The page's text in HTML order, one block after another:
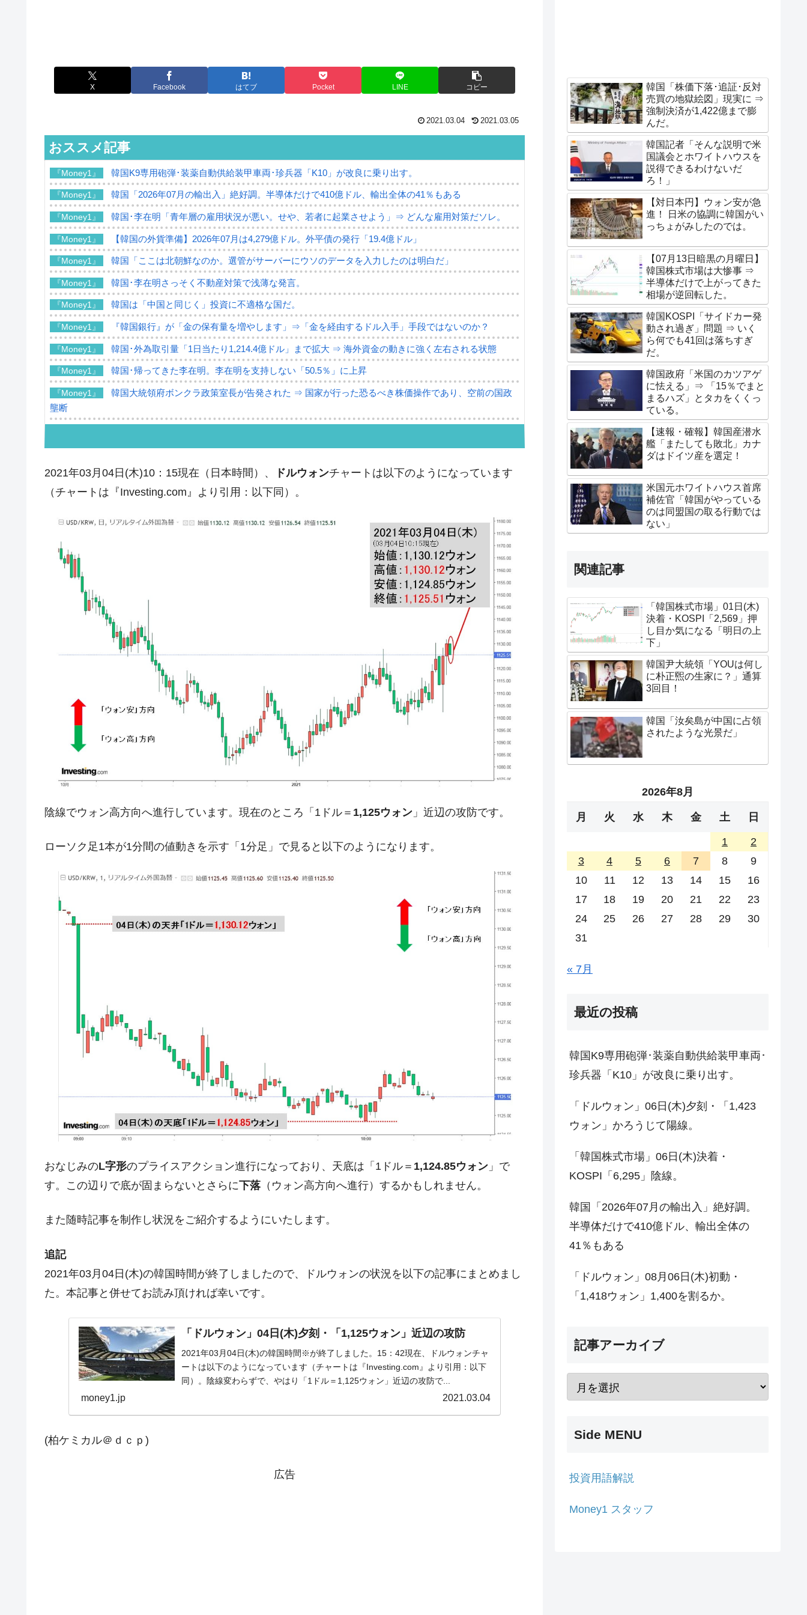
X Facebook はてブ Pocket LINE コピー
2021.03.04 2021.03.05
おススメ記事
『Money1』 韓国K9専用砲弾･装薬自動供給装甲車両･珍兵器「K10」が改良に乗り出す。
『Money1』 韓国「2026年07月の輸出入」絶好調。半導体だけで410億ドル、輸出全体の41％もある
『Money1』 韓国･李在明「青年層の雇用状況が悪い。せや、若者に起業させよう」⇒ どんな雇用対策だソレ。
『Money1』 【韓国の外貨準備】2026年07月は4,279億ドル。外平債の発行「19.4億ドル」
『Money1』 韓国「ここは北朝鮮なのか。選管がサーバーにウソのデータを入力したのは明白だ」
『Money1』 韓国･李在明さっそく不動産対策で浅薄な発言。
『Money1』 韓国は「中国と同じく」投資に不適格な国だ。
『Money1』 『韓国銀行』が「金の保有量を増やします」⇒「金を経由するドル入手」手段ではないのか？
『Money1』 韓国･外為取引量「1日当たり1,214.4億ドル」まで拡大 ⇒ 海外資金の動きに強く左右される状態
『Money1』 韓国･帰ってきた李在明。李在明を支持しない「50.5％」に上昇
『Money1』
韓国大統領府ボンクラ政策室長が告発された ⇒ 国家が行った恐るべき株価操作であり、空前の国政
壟断
中国だけが鉄鋼輸出を異常増加させる ⇒ 中国の過剰生産が世界を蝕む。
『Money1』 韓国製造業「半導体絶好調」のウラで他業種は全般的「不調」⇒ PSIが示す現況は決して良くない。
『Money1』 【米韓激突案件】韓国消費者院が『クーパン』1人当たり賠償10万ウォンを認定 ⇒ 総額3兆7,000億
『Money1』 韓国で猛暑。南東部では干ばつ
『Money1』 韓国型イージス搭載の次世代駆逐艦「KDDX」1番艦、2032年竣工と公示
『Money1』 【対日本円】ウォン安が急進！ 日米の協調に韓国がいっちょがみしたのでは。
韓国政府『BYD』車への補助金を全廃 ⇒ 実は韓国で『BYD』車は売れている。6カ月で対前年同期比
在韓米国大使スティールが着韓！⇒ さっそく空港に詰めかけ「出て行け！」「極右勢力」のプラカー
ドを掲げる「在韓反米勢力」
『Money1』 韓国政府「2035年までに18.4GW規模のAIデータセンター整備」⇒ だから無理だってば。
JPモルガン「韓国レバレッジETFの清算はほぼ終わった」
『Money1』 韓国『国民年金公団』株価暴落で200兆蒸発。
『Money1』 韓国政府「ニセＫ-ブランドを通報しようキャンペーン」⇒ あの名物教授も登場！
『Money1』 韓国「橋が落ちました」⇒ 耐久性「なさすぎ」では。
『Money1』 韓国鉄鋼最大手『POSCO』ズブズブ沈む。営業利益80.2％も減少
『Money1』
米国下院「韓国の公務員個人をターゲットにぶん殴る法案」提出！⇒ クーパン問題は合衆国企業に対
する差別。許してはおかぬ
『Money1』 韓国半導体『SKハイニックス』2026年2Qの業績「史上最高益」当期純利益は前年同期比13.4倍に。
『Money1』
【速報】韓国株式市場の暴落・本日07月29日(水)もサイドカー・サーキットブレイカーの二段コンボ
発動！
IT産業は人を雇用する効果は低い。全産業の半分未満しか雇用を生まない
『Money1』 韓国株式市場･暗黒の火曜日。サーキットブレイカーも発動！ 半導体2銘柄の暴落
日本の誇る海洋資源調査船『白嶺』は先進技術の塊！
夏の甲子園、優勝校を最も多く輩出している都道府県とは？
今話題の「楽天ライオンズ」とは？
Fact1 全て勝つといくら？ 競馬GI競走で勝利騎手がもらえる賞金とは？
Fact1 発表から2日で大崩壊、鳴かず飛ばずに終わりそうなスーパーリーグとは？
Fact1 日本人マスターズ挑戦の歴史。松山以前に最高位だった選手とは？
Fact1 甲子園通算本塁打、最多の清原に次いで多く打っている意外な選手とは？
2021年03月04日(木)10：15現在（日本時間）、 ドルウォンチャートは以下のようになっています
（チャートは『Investing.com』より引用：以下同）。
陰線でウォン高方向へ進行しています。現在のところ「1ドル＝ 1,125ウォン 」近辺の攻防です。
ローソク足1本が1分間の値動きを示す「1分足」で見ると以下のようになります。
おなじみのL字形のプライスアクション進行になっており、天底は「1ドル＝ 1,124.85ウォン 」で
す。この辺りで底が固まらないとさらに下落（ウォン高方向へ進行）するかもしれません。
また随時記事を制作し状況をご紹介するようにいたします。
追記
2021年03月04日(木)の韓国時間が終了しましたので、ドルウォンの状況を以下の記事にまとめまし
た。本記事と併せてお読み頂ければ幸いです。
「ドルウォン」04日(木)夕刻・「1,125ウォン」近辺の攻防
2021年03月04日(木)の韓国時間※が終了しました。15：42現在、ドルウォンチャ
ートは以下のようになっています（チャートは『Investing.com』より引用：以下
同）。陰線変わらずで、やはり「1ドル＝1,125ウォン」近辺の攻防で...
money1.jp 2021.03.04
(柏ケミカル＠ｄｃｐ)
広告
韓国「株価下落･追証･反対
売買の地獄絵図」現実に ⇒
強制決済が1,422億まで膨
んだ。
韓国記者「そんな説明で米
国議会とホワイトハウスを
説得できるわけないだ
ろ！」
【対日本円】ウォン安が急
進！ 日米の協調に韓国がい
っちょがみしたのでは。
【07月13日暗黒の月曜日】
韓国株式市場は大惨事 ⇒
半導体だけで上がってきた
相場が逆回転した。
韓国KOSPI「サイドカー発
動され過ぎ」問題 ⇒ いく
ら何でも41回は落ちすぎ
だ。
韓国政府「米国のカツアゲ
に怯える」⇒ 「15％でまと
まるハズ」とタカをくくっ
ている。
【速報・確報】韓国産潜水
艦「またしても敗北」カナ
ダはドイツ産を選定！
米国元ホワイトハウス首席
補佐官「韓国がやっている
のは同盟国の取る行動では
ない」
関連記事
「韓国株式市場」01日(木)
決着・KOSPI「2,569」押
し目か気になる「明日の上
下」
韓国尹大統領「YOUは何し
に朴正煕の生家に？」通算
3回目！
韓国「汝矣島が中国に占領
されたような光景だ」
2026年8月
月 火 水 木 金 土 日
1
2
3
4 5 6 7 8
9
10
11 12 13 14 15
16
17
18 19 20 21 22
23
24
25 26 27 28 29
30
31
« 7月
最近の投稿
韓国K9専用砲弾･装薬自動供給装甲車両･
珍兵器「K10」が改良に乗り出す。
「ドルウォン」06日(木)夕刻・「1,423
ウォン」かろうじて陽線。
「韓国株式市場」06日(木)決着・
KOSPI「6,295」陰線。
韓国「2026年07月の輸出入」絶好調。
半導体だけで410億ドル、輸出全体の
41％もある
「ドルウォン」08月06日(木)初動・
「1,418ウォン」1,400を割るか。
記事アーカイブ
Side MENU
投資用語解説
Money1 スタッフ